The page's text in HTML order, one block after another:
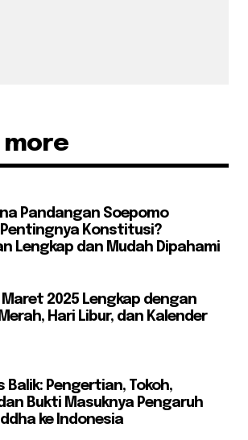
more
Pandangan Soepomo
Konstitusi?
Lengkap dan Mudah Dipahami
Maret 2025 Lengkap dengan
Hari Libur, dan Kalender
Balik: Pengertian, Tokoh,
Bukti Masuknya Pengaruh
ke Indonesia